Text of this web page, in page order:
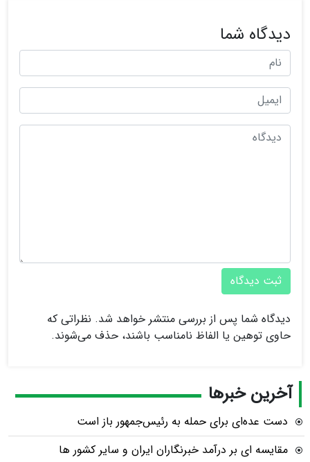
دیدگاه شما
ثبت دیدگاه
دیدگاه شما پس از بررسی منتشر خواهد شد. نظراتی که
حاوی توهین یا الفاظ نامناسب باشند، حذف می‌شوند.
آخرین خبرها
دست عده‌ای برای حمله به رئیس‌جمهور باز است
مقایسه ای بر درآمد خبرنگاران ایران و سایر کشور ها